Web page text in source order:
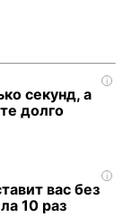
i
секунд, а
долго
i
вас без
10 раз